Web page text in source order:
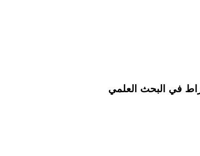
في البحث العلمي